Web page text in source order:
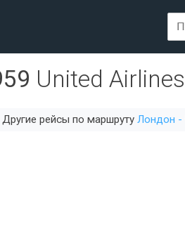
United Airlines
Другие рейсы по маршруту Лондон -